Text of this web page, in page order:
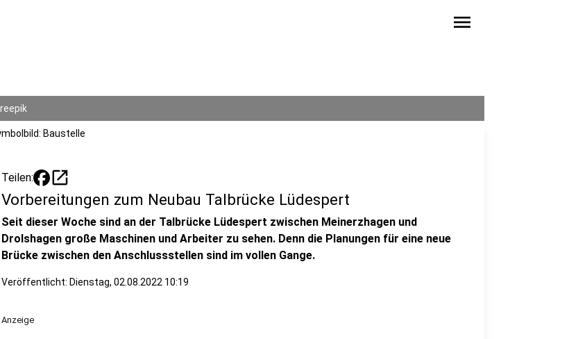
menu
Baustelle
Teilen: open_in_new
Vorbereitungen zum Neubau Talbrücke Lüdespert
Seit dieser Woche sind an der Talbrücke Lüdespert zwischen Meinerzhagen und
Drolshagen große Maschinen und Arbeiter zu sehen. Denn die Planungen für eine neue
Brücke zwischen den Anschlussstellen sind im vollen Gange.
Veröffentlicht: Dienstag, 02.08.2022 10:19
Anzeige